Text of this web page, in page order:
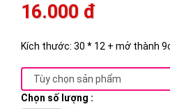
16.000 đ
Kích thước: 30 * 12 + mở thành
Chọn số lượng :